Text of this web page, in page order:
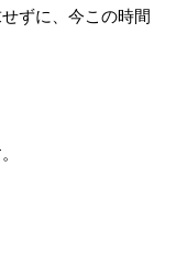
ずに、今この時間